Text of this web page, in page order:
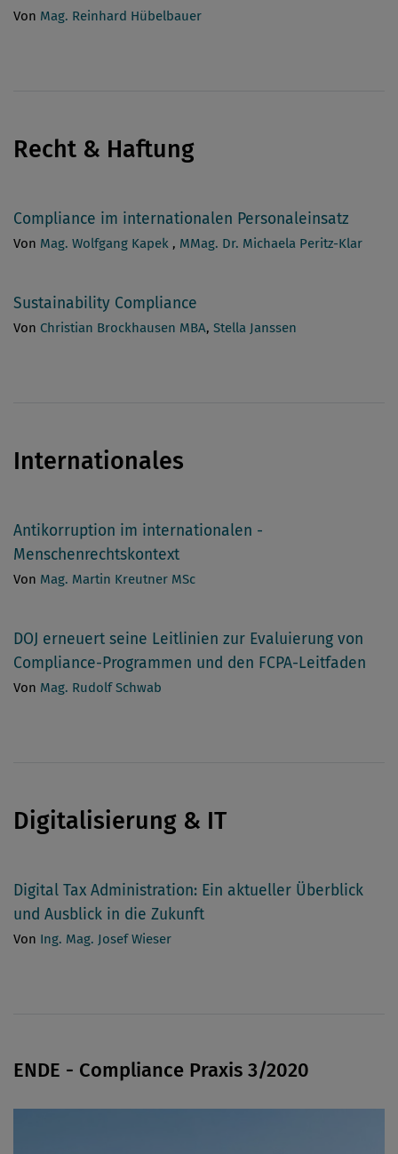
Von Mag. Reinhard Hübelbauer
Recht & Haftung
Compliance im internationalen Personaleinsatz
Von Mag. Wolfgang Kapek , MMag. Dr. Michaela Peritz-Klar
Sustainability Compliance
Von Christian Brockhausen MBA, Stella Janssen
Internationales
Antikorruption im internationalen ­
Menschenrechtskontext
Von Mag. Martin Kreutner MSc
DOJ erneuert seine Leitlinien zur Evaluierung von
Compliance-Programmen und den FCPA-Leitfaden
Von Mag. Rudolf Schwab
Digitalisierung & IT
Digital Tax Administration: Ein aktueller ­Überblick
und Ausblick in die Zukunft
Von Ing. Mag. Josef Wieser
ENDE - Compliance Praxis 3/2020